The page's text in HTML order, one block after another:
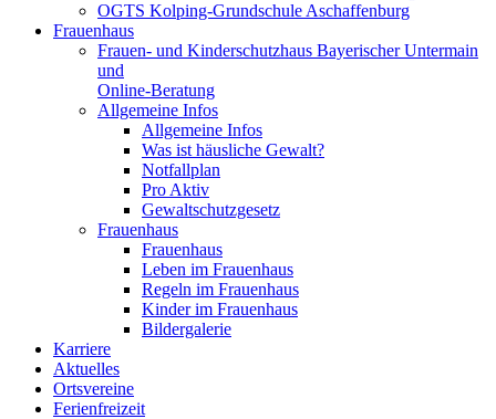
OGTS Kolping-Grundschule Aschaffenburg
Frauenhaus
Frauen- und Kinderschutzhaus Bayerischer Untermain
und
Online-Beratung
Allgemeine Infos
Allgemeine Infos
Was ist häusliche Gewalt?
Notfallplan
Pro Aktiv
Gewaltschutzgesetz
Frauenhaus
Frauenhaus
Leben im Frauenhaus
Regeln im Frauenhaus
Kinder im Frauenhaus
Bildergalerie
Karriere
Aktuelles
Ortsvereine
Ferienfreizeit